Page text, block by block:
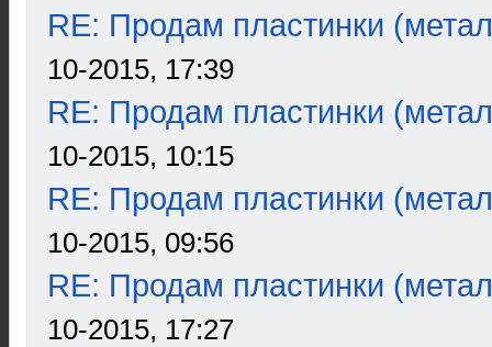
RE: Продам пластинки
10-2015, 17:39
RE: Продам пластинки
10-2015, 10:15
RE: Продам пластинки
10-2015, 09:56
RE: Продам пластинки
10-2015, 17:27